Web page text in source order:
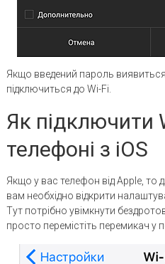
Якщо введений пароль
підключиться до Wi-Fi.
Як підключити
телефоні з iOS
Якщо у вас телефон від Apple, то
вам необхідно відкрити
Тут потрібно увімкнути
просто перемістіть перемикач у